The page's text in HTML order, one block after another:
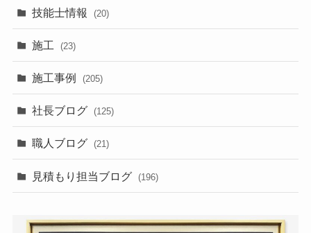
技能士情報 (20)
施工 (23)
施工事例 (205)
社長ブログ (125)
職人ブログ (21)
見積もり担当ブログ (196)